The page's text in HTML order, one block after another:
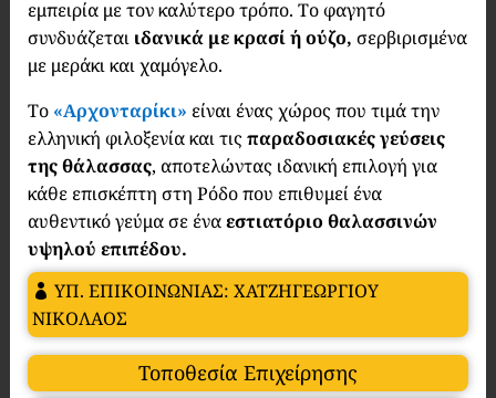
εμπειρία με τον καλύτερο τρόπο. Το φαγητό
συνδυάζεταιιδανικά με κρασί ή ούζο, σερβιρισμένα
με μεράκι και χαμόγελο.
Το «Αρχονταρίκι» είναι ένας χώρος που τιμά την
ελληνική φιλοξενία και τις παραδοσιακές γεύσεις
της θάλασσας, αποτελώντας ιδανική επιλογή για
κάθε επισκέπτη στη Ρόδο που επιθυμεί ένα
αυθεντικό γεύμα σε έναεστιατόριο θαλασσινών
υψηλού επιπέδου.
ΥΠ. ΕΠΙΚΟΙΝΩΝΙΑΣ: ΧΑΤΖΗΓΕΩΡΓΙΟΥ
ΝΙΚΟΛΑΟΣ
Τοποθεσία Επιχείρησης